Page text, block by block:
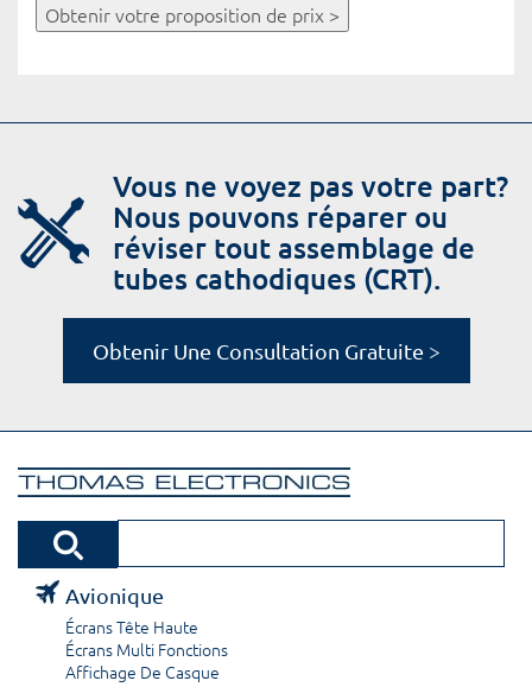
Obtenir votre proposition de prix >
Vous ne voyez pas votre part?
Nous pouvons réparer ou
réviser tout assemblage de
tubes cathodiques (CRT).
Obtenir Une Consultation Gratuite >
Avionique
Écrans Tête Haute
Écrans Multi Fonctions
Affichage De Casque